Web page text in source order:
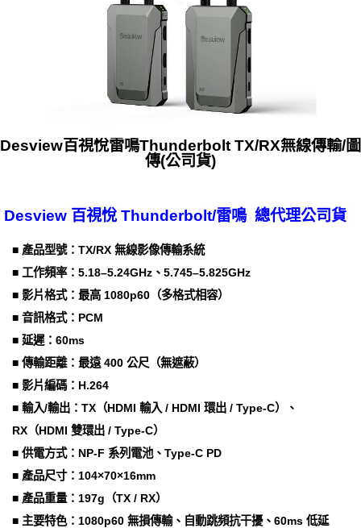
Desview百視悅雷鳴Thunderbolt TX/RX無線傳輸/圖
傳(公司貨)
Desview 百視悅 Thunderbolt/雷鳴 總代理公司貨
■ 產品型號：TX/RX 無線影像傳輸系統
■ 工作頻率：5.18–5.24GHz、5.745–5.825GHz
■ 影片格式：最高 1080p60（多格式相容）
■ 音訊格式：PCM
■ 延遲：60ms
■ 傳輸距離：最遠 400 公尺（無遮蔽）
■ 影片編碼：H.264
■ 輸入/輸出：TX（HDMI 輸入 / HDMI 環出 / Type-C）、
RX（HDMI 雙環出 / Type-C）
■ 供電方式：NP-F 系列電池、Type-C PD
■ 產品尺寸：104×70×16mm
■ 產品重量：197g（TX / RX）
■ 主要特色：1080p60 無損傳輸、自動跳頻抗干擾、60ms 低延